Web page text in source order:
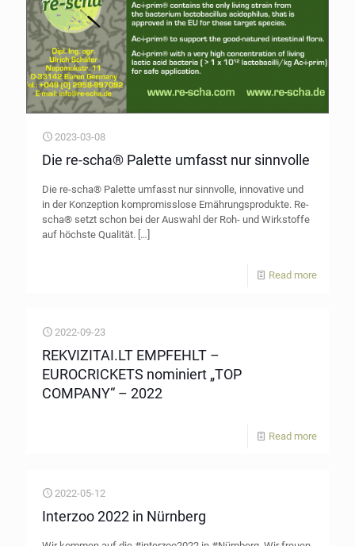
2023-03-08
Die re-scha® Palette umfasst nur sinnvolle
Die re-scha® Palette umfasst nur sinnvolle, innovative und
in der Konzeption kompromisslose Ernährungsprodukte. Re-
scha® setzt schon bei der Auswahl der Roh- und Wirkstoffe
auf höchste Qualität. […]
Read more
2022-09-23
REKVIZITAI.LT EMPFEHLT –
EUROCRICKETS nominiert „TOP
COMPANY“ – 2022
Read more
2022-05-12
Interzoo 2022 in Nürnberg